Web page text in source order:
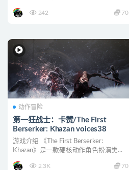
242
70
动作冒险
第一狂战士：卡赞/The First
Berserker: Khazan voices38
游戏介绍 《The First Berserker:
Khazan》是一款硬核动作角色扮演类...
2.3K 70